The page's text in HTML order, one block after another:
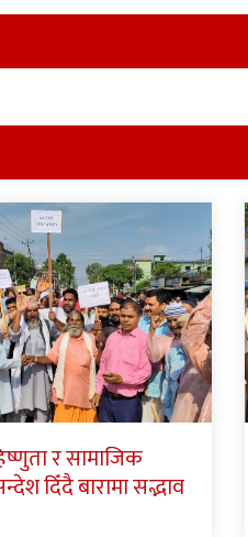
र सामाजिक
दिँदै बारामा सद्भाव